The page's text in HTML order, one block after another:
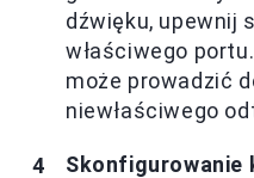
dźwięku, upewnij
właściwego
może prowadzić
niewłaściwego
Skonfigurowanie